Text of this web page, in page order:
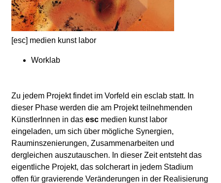
e
n
n
s
[esc] medien kunst labor
Worklab
Zu jedem Projekt findet im Vorfeld ein esclab statt. In
dieser Phase werden die am Projekt teilnehmenden
KünstlerInnen in dasesc medien kunst labor
eingeladen, um sich über mögliche Synergien,
Rauminszenierungen, Zusammenarbeiten und
dergleichen auszutauschen. In dieser Zeit entsteht das
eigentliche Projekt, das solcherart in jedem Stadium
offen für gravierende Veränderungen in der Realisierung